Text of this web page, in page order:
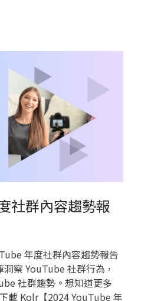
社群內容趨勢報
年度社群內容趨勢報告
察 YouTube 社群行為，
社群趨勢。想知道更多
載 Kolr【2024 YouTube 年